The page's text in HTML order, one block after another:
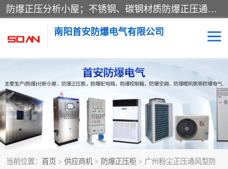
防爆正压分析小屋；不锈钢、碳钢材质防爆正压通风柜，分上下、左右、外挂三种款式；立式、挂式防爆配电柜体；不锈钢、碳钢防爆变频、磁力、星三角启动器；不锈钢、碳钢、铸铝防爆控制箱柜；可操作按键、多块式防爆仪表箱；多材质防爆接线箱；台式防爆电脑、防爆监视器。产品适配石油、化工、煤炭、电力、纺织、酿酒、航天、铁路、冶金、船舶、消防、市政等多行业工况使用。
南阳首安防爆电气有限公司
当前位置： 首页 > 供应商机 > 防爆正压柜 > 广州粉尘正压通风型防
防爆小屋 防爆正压柜
防爆空调 防爆配电箱
防爆控制箱 防爆接线箱
防爆操作柱 防爆监视显示器